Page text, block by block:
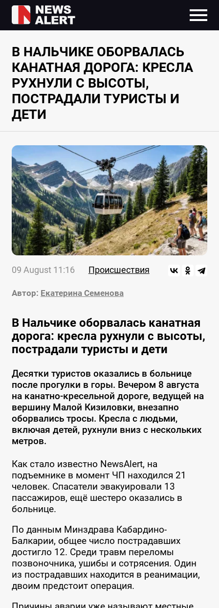
В НАЛЬЧИКЕ ОБОРВАЛАСЬ
КАНАТНАЯ ДОРОГА: КРЕСЛА
РУХНУЛИ С ВЫСОТЫ,
ПОСТРАДАЛИ ТУРИСТЫ И
ДЕТИ
09 August 11:16 Происшествия
Автор: Екатерина Семенова
В Нальчике оборвалась канатная
дорога: кресла рухнули с высоты,
пострадали туристы и дети
Десятки туристов оказались в больнице
после прогулки в горы. Вечером 8 августа
на канатно-кресельной дороге, ведущей на
вершину Малой Кизиловки, внезапно
оборвались тросы. Кресла с людьми,
включая детей, рухнули вниз с нескольких
метров.
Как стало известно NewsAlert, на
подъемнике в момент ЧП находился 21
человек. Спасатели эвакуировали 13
пассажиров, ещё шестеро оказались в
больнице.
По данным Минздрава Кабардино-
Балкарии, общее число пострадавших
достигло 12. Среди травм переломы
позвоночника, ушибы и сотрясения. Один
из пострадавших находится в реанимации,
двоим предстоит операция.